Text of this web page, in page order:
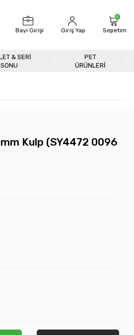
Bayi Girişi Giriş Yap
0
Sepetim
& SERI
SONU
PET
ÜRÜNLERİ
Kulp (SY4472 0096